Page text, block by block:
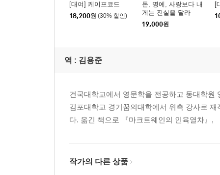
[대여] 케이프코드
18,200원 (30% 할인)
돈, 명예, 사랑보다 내
게는 진실을 달라
19,000원
[
역 : 김용준
건국대학교에서 영문학을 전공하고 동대학
김포대학교 경기꿈의대학에서 위촉 강사로
다. 옮긴 책으로 『마크트웨인의 인육열차』,
작가의 다른 상품